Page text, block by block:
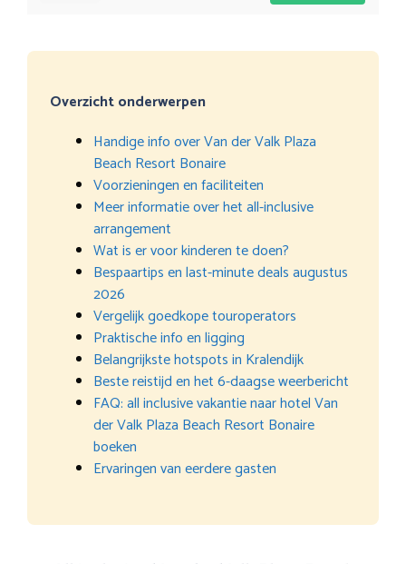
Overzicht onderwerpen
Handige info over Van der Valk Plaza
Beach Resort Bonaire
Voorzieningen en faciliteiten
Meer informatie over het all-inclusive
arrangement
Wat is er voor kinderen te doen?
Bespaartips en last-minute deals augustus
2026
Vergelijk goedkope touroperators
Praktische info en ligging
Belangrijkste hotspots in Kralendijk
Beste reistijd en het 6-daagse weerbericht
FAQ: all inclusive vakantie naar hotel Van
der Valk Plaza Beach Resort Bonaire
boeken
Ervaringen van eerdere gasten